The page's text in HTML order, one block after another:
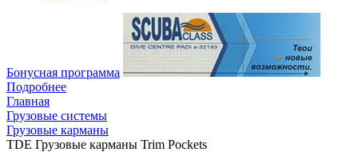
Бонусная программа
Подробнее
Главная
Грузовые системы
Грузовые карманы
TDE Грузовые карманы Trim Pockets